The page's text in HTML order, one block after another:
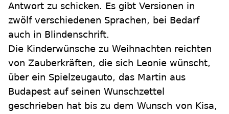
Antwort zu schicken. Es gibt Versionen in
zwölf verschiedenen Sprachen, bei Bedarf
auch in Blindenschrift.
Die Kinderwünsche zu Weihnachten reichten
von Zauberkräften, die sich Leonie wünscht,
über ein Spielzeugauto, das Martin aus
Budapest auf seinen Wunschzettel
geschrieben hat bis zu dem Wunsch von Kisa,